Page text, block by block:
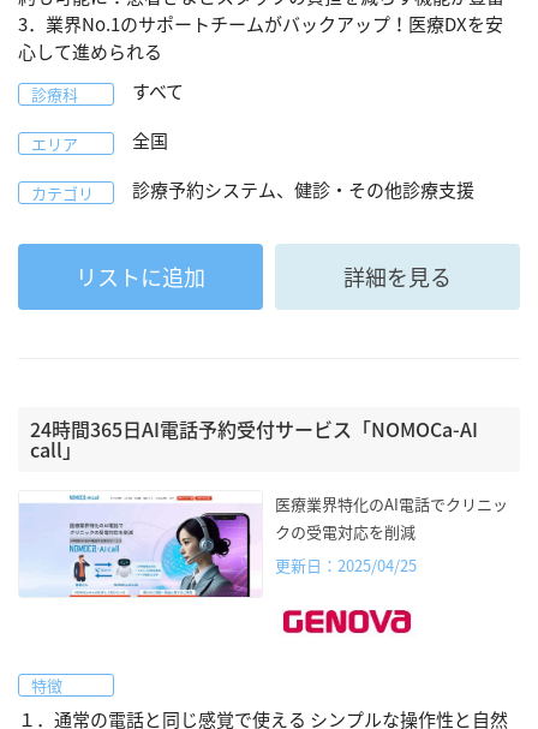
3．業界No.1のサポートチームがバックアップ！医療DXを安
心して進められる
診療科 すべて
エリア 全国
カテゴリ 診療予約システム、健診・その他診療支援
リストに追加 詳細を見る
24時間365日AI電話予約受付サービス「NOMOCa-AI
call」
医療業界特化のAI電話でクリニッ
クの受電対応を削減
更新日：2025/04/25
特徴
１．通常の電話と同じ感覚で使える シンプルな操作性と自然